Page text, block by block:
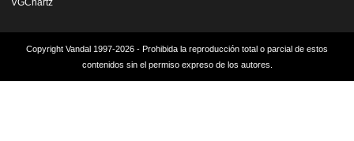
Copyright Vandal 1997-2026 - Prohibida la reproducción total o parcial de estos
contenidos sin el permiso expreso de los autores.